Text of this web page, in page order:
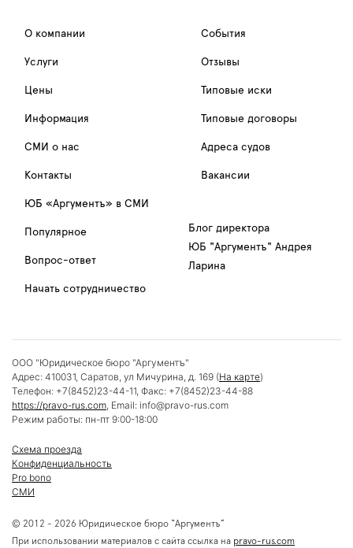
О компании
Услуги
Цены
Информация
СМИ о нас
Контакты
События
Отзывы
Типовые иски
Типовые договоры
Адреса судов
Вакансии
ЮБ «Аргументъ» в СМИ
Популярное
Вопрос-ответ
Начать сотрудничество
Блог директора
ЮБ "Аргументъ" Андрея
Ларина
© 2012 - 2026 Юридическое бюро “Аргументъ”
При использовании материалов с сайта ссылка на pravo-rus.com
ООО "Юридическое бюро "Аргументъ"
Адрес: 410031, Саратов, ул Мичурина, д. 169 (На карте)
Телефон: +7(8452)23-44-11, Факс: +7(8452)23-44-88
https://pravo-rus.com, Email: info@pravo-rus.com
Режим работы: пн-пт 9:00-18:00
Схема проезда
Конфиденциальность
Pro bono
СМИ